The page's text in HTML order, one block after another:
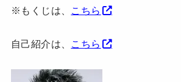
※もくじは、 こちら
自己紹介は、 こちら